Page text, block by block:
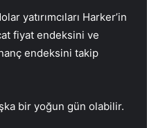
yatırımcıları Harker’in
fiyat endeksini ve
endeksini takip
bir yoğun gün olabilir.